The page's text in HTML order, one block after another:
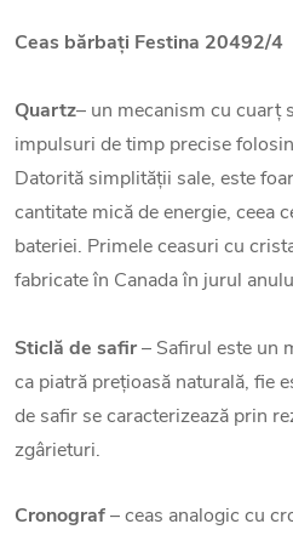
Ceas bărbați Festina 20492/4
Quartz– un mecanism cu cuarț
impulsuri de timp precise
Datorită simplității sale, este
cantitate mică de energie, ceea
bateriei. Primele ceasuri cu
fabricate în Canada în jurul
Sticlă de safir– Safirul este un
ca piatră prețioasă naturală, fie
de safir se caracterizează prin
zgârieturi.
Cronograf– ceas analogic cu